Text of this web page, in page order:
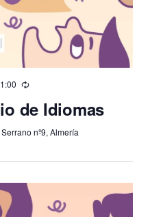
de Idiomas
nº9, Almería